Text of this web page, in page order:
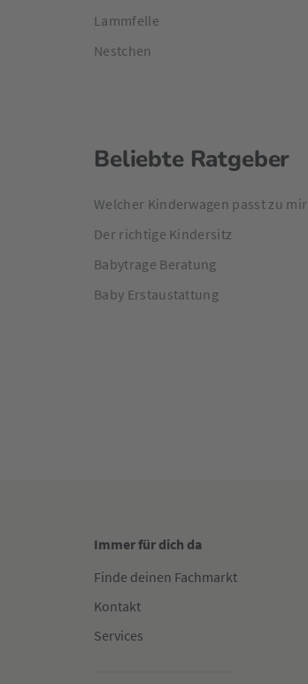
Lammfelle
Nestchen
Beliebte Ratgeber
Welcher Kinderwagen passt zu mir
Der richtige Kindersitz
Babytrage Beratung
Baby Erstaustattung
Immer für dich da
Finde deinen Fachmarkt
Kontakt
Services